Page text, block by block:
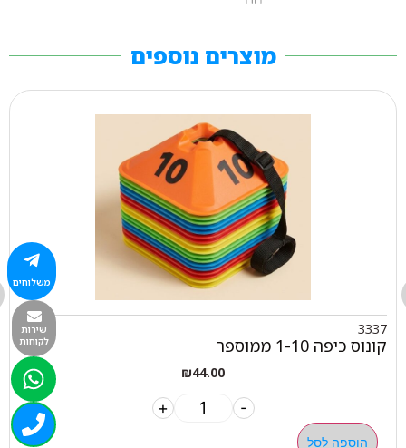
מוצרים נוספים
3337
קונוס כיפה 1-10 ממוספר
₪44.00
-
+
הוספה לסל
משלוחים
שירות
לקוחות